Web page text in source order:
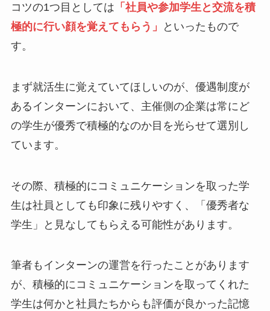
コツの1つ目としては 「社員や参加学生と交流を積
極的に行い顔を覚えてもらう」
といったもので
す。
まず就活生に覚えていてほしいのが、優遇制度が
あるインターンにおいて、主催側の企業は常にど
の学生が優秀で積極的なのか目を光らせて選別し
ています。
その際、積極的にコミュニケーションを取った学
生は社員としても印象に残りやすく、「優秀者な
学生」と見なしてもらえる可能性があります。
筆者もインターンの運営を行ったことがあります
が、積極的にコミュニケーションを取ってくれた
学生は何かと社員たちからも評価が良かった記憶